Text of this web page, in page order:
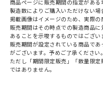
商品ページに販売期間の指定があ
製造数によりご購入いただけない場
掲載画像はイメージのため、実際の
販売期間はその時点での製造商品
あることを示唆するものではござい
販売期間が設定されている商品で
がございます。予めご了承ください。
ただし「期間限定販売」「数量限
ではありません。